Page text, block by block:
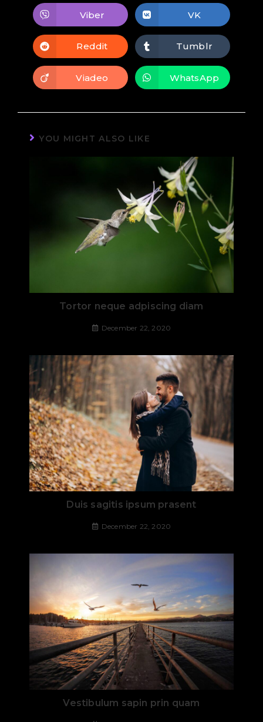
Viber VK
Reddit Tumblr
Viadeo WhatsApp
YOU MIGHT ALSO LIKE
Tortor neque adpiscing diam
December 22, 2020
Duis sagitis ipsum prasent
December 22, 2020
Vestibulum sapin prin quam